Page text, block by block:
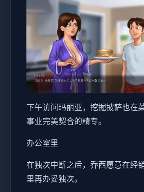
下午访问玛丽亚，挖掘披萨也在
事业完美契合的精专。
办公室里
在独次中断之后，乔西愿意在经
里再办妥独次。